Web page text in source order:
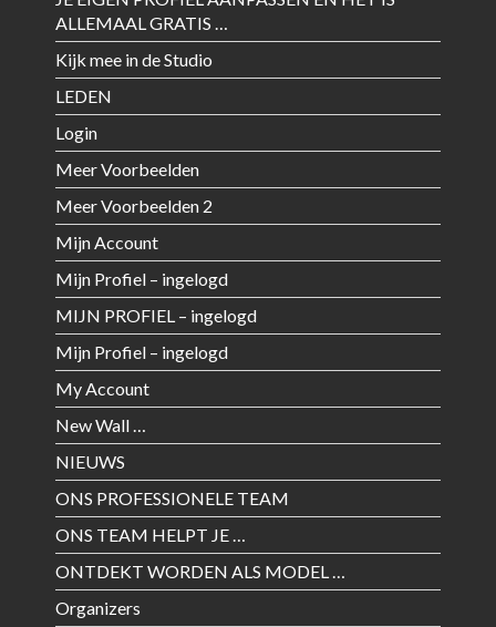
ALLEMAAL GRATIS …
Kijk mee in de Studio
LEDEN
Login
Meer Voorbeelden
Meer Voorbeelden 2
Mijn Account
Mijn Profiel – ingelogd
MIJN PROFIEL – ingelogd
Mijn Profiel – ingelogd
My Account
New Wall …
NIEUWS
ONS PROFESSIONELE TEAM
ONS TEAM HELPT JE …
ONTDEKT WORDEN ALS MODEL …
Organizers